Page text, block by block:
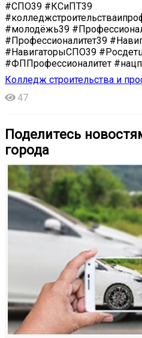
#СПО39 #КСиПТ39
#молодёжь39
#Профессионалитет39
#НавигаторыСПО39
#ФППрофессионалитет
Колледж строительства и
47
Поделитесь
города